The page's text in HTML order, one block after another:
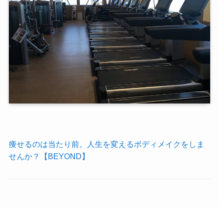
痩せるのは当たり前。人生を変えるボディメイクをしま
せんか？【BEYOND】